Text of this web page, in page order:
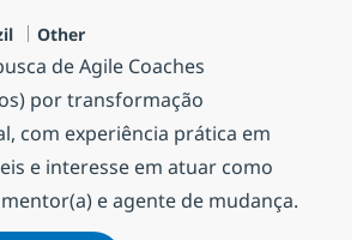
Catégorie
Other
de Agile Coaches
por transformação
com experiência prática em
e interesse em atuar como
e agente de mudança.